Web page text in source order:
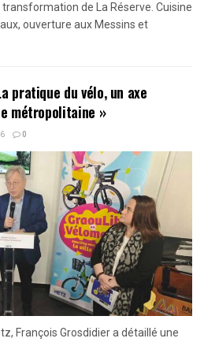
de La Réserve. Cuisine
ouverture aux Messins et
pratique du vélo, un axe
métropolitaine »
0
François Grosdidier a détaillé une